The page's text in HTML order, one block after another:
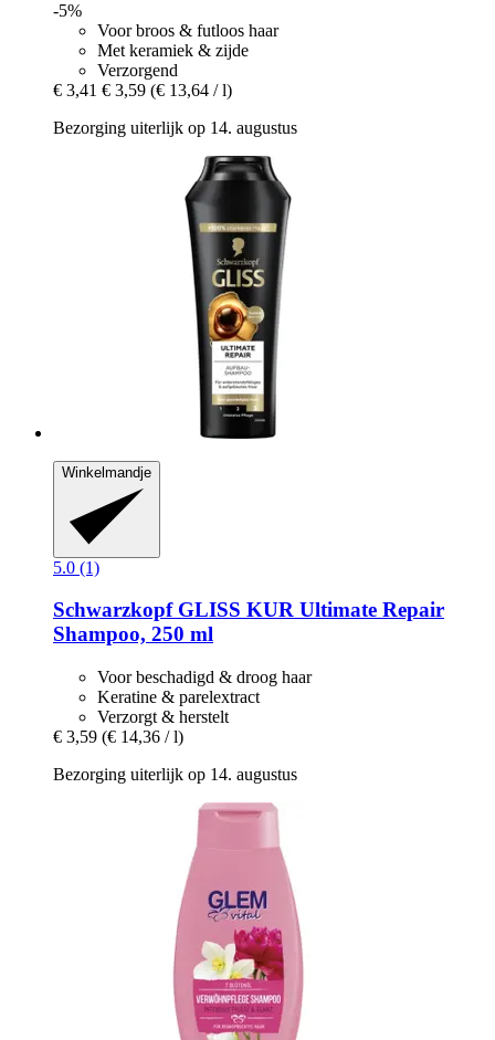
-5%
Voor broos & futloos haar
Met keramiek & zijde
Verzorgend
€ 3,41 € 3,59 (€ 13,64 / l)
Bezorging uiterlijk op 14. augustus
Winkelmandje
5.0 (1)
SchwarzkopfGLISS KUR Ultimate Repair
Shampoo, 250 ml
Voor beschadigd & droog haar
Keratine & parelextract
Verzorgt & herstelt
€ 3,59 (€ 14,36 / l)
Bezorging uiterlijk op 14. augustus